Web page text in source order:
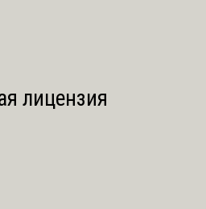
лицензия